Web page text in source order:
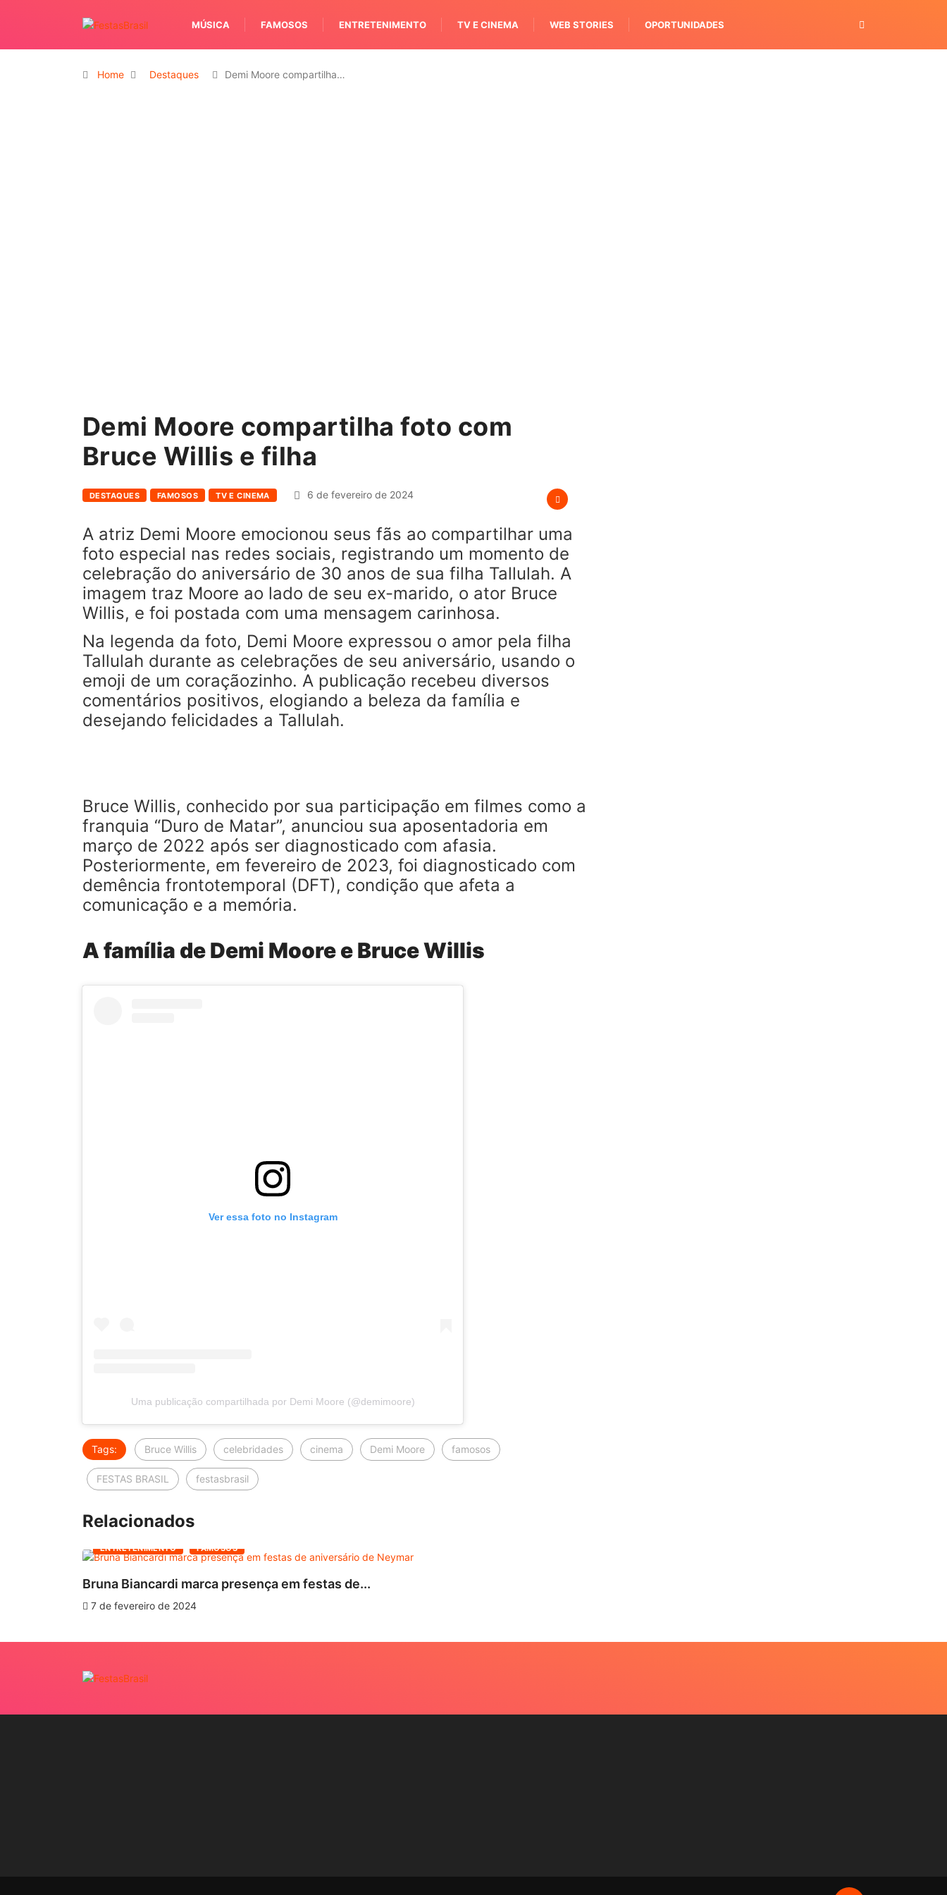
MÚSICA FAMOSOS ENTRETENIMENTO TV E CINEMA WEB STORIES OPORTUNIDADES
Home Destaques Demi Moore compartilha…
Demi Moore compartilha foto com
Bruce Willis e filha
DESTAQUES FAMOSOS TV E CINEMA 6 de fevereiro de 2024
A atriz Demi Moore emocionou seus fãs ao compartilhar uma
foto especial nas redes sociais, registrando um momento de
celebração do aniversário de 30 anos de sua filha Tallulah. A
imagem traz Moore ao lado de seu ex-marido, o ator Bruce
Willis, e foi postada com uma mensagem carinhosa.
Na legenda da foto, Demi Moore expressou o amor pela filha
Tallulah durante as celebrações de seu aniversário, usando o
emoji de um coraçãozinho. A publicação recebeu diversos
comentários positivos, elogiando a beleza da família e
desejando felicidades a Tallulah.
Bruce Willis, conhecido por sua participação em filmes como a
franquia “Duro de Matar”, anunciou sua aposentadoria em
março de 2022 após ser diagnosticado com afasia.
Posteriormente, em fevereiro de 2023, foi diagnosticado com
demência frontotemporal (DFT), condição que afeta a
comunicação e a memória.
A família de Demi Moore e Bruce Willis
Ver essa foto no Instagram
Uma publicação compartilhada por Demi Moore (@demimoore)
Tags: Bruce Willis celebridades cinema Demi Moore famosos
FESTAS BRASIL festasbrasil
Relacionados
ENTRETENIMENTO FAMOSOS
Bruna Biancardi marca presença em festas de...
7 de fevereiro de 2024